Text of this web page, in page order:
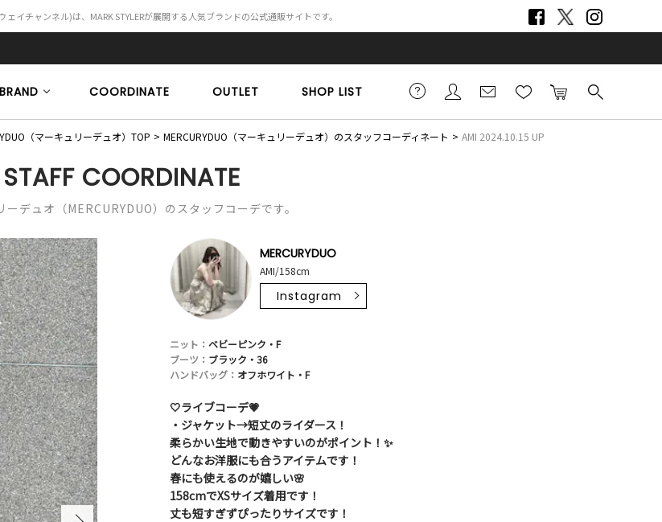
ェイチャンネル)は、MARK STYLERが展開する人気ブランドの公式通販サイトです。
BRAND COORDINATE OUTLET SHOP LIST
（マーキュリーデュオ）TOP MERCURYDUO（マーキュリーデュオ）のスタッフコーディネート AMI 2024.10.15 UP
STAFF COORDINATE
ーデュオ（MERCURYDUO）のスタッフコーデです。
MERCURYDUO
AMI/158cm
Instagram
ニット： ベビーピンク・F
ブーツ： ブラック・36
ハンドバッグ： オフホワイト・F
🤍ライブコーデ💗
・ジャケット→短丈のライダース！
柔らかい生地で動きやすいのがポイント！✨
どんなお洋服にも合うアイテムです！
春にも使えるのが嬉しい🌸
158cmでXSサイズ着用です！
丈も短すぎずぴったりサイズです！